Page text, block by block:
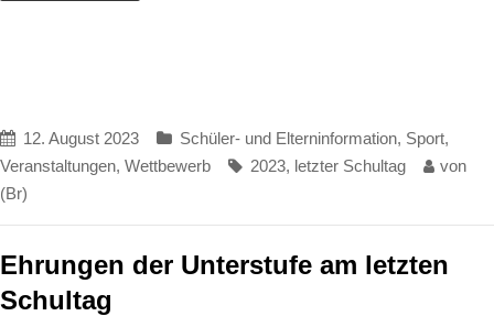
12. August 2023 Schüler- und Elterninformation, Sport,
Veranstaltungen, Wettbewerb 2023, letzter Schultag
von
(Br)
Ehrungen der Unterstufe am letzten
Schultag